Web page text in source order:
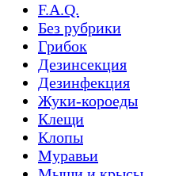
F.A.Q.
Без рубрики
Грибок
Дезинсекция
Дезинфекция
Жуки-короеды
Клещи
Клопы
Муравьи